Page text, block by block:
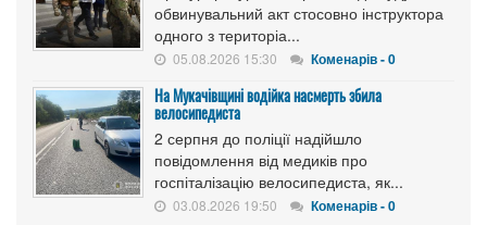
обвинувальний акт стосовно інструктора
одного з територіа...
05.08.2026 15:30 Коменарів - 0
На Мукачівщині водійка насмерть збила
велосипедиста
2 серпня до поліції надійшло
повідомлення від медиків про
госпіталізацію велосипедиста, як...
03.08.2026 19:50 Коменарів - 0